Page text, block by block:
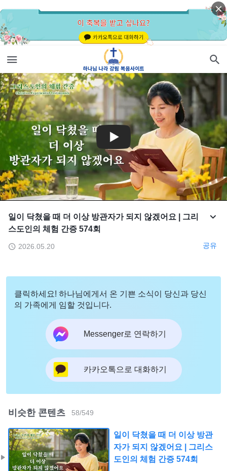
일이 닥쳤을 때 더 이상 방관자가 되지 않겠어요 | 그리
스도인의 체험 간증 574회
2026.05.20 공유
클릭하세요! 하나님에게서 온 기쁜 소식이 당신과 당신
의 가족에게 임할 것입니다.
Messenger로 연락하기
카카오톡으로 대화하기
비슷한 콘텐츠 58/549
일이 닥쳤을 때 더 이상 방관
자가 되지 않겠어요 | 그리스
도인의 체험 간증 574회